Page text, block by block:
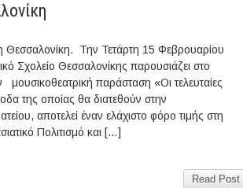
Θεσσαλονίκη. Την Τετάρτη 15 Φεβρουαρίου
Σχολείο Θεσσαλονίκης παρουσιάζει στο
παράσταση «Οι τελευταίες
της οποίας θα διατεθούν στην
αποτελεί έναν ελάχιστο φόρο τιμής στη
Πολιτισμό και […]
Read Post